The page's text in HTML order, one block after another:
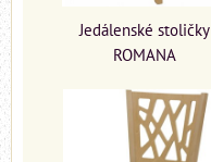
Jedálenské stoličky
ROMANA